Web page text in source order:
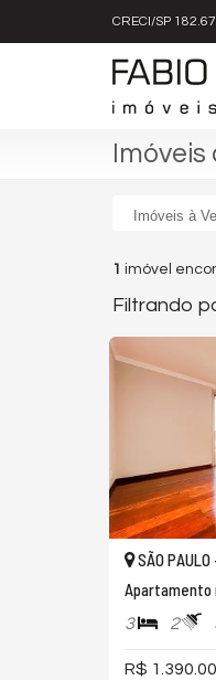
CRECI/SP
Imóveis
Imóveis à
1 imóvel
Filtrando
SÃO PAULO
Apartamento
3 2
R$